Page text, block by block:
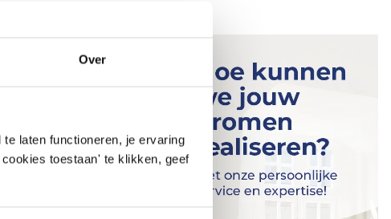
Over
laten functioneren, je ervaring
toestaan' te klikken, geef